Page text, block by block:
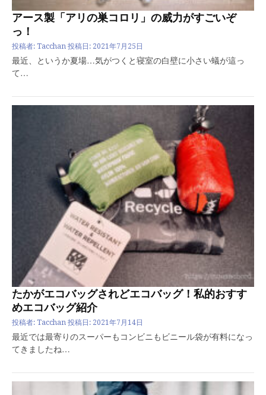
アース製「アリの巣コロリ」の威力がすごいぞ
っ！
投稿者: Tacchan 投稿日: 2021年7月25日
最近、というか夏場…気がつくと寝室の白壁に小さい蟻が這っ
て…
たかがエコバッグされどエコバッグ！私的おすす
めエコバッグ紹介
投稿者: Tacchan 投稿日: 2021年7月14日
最近では最寄りのスーパーもコンビニもビニール袋が有料になっ
てきましたね…